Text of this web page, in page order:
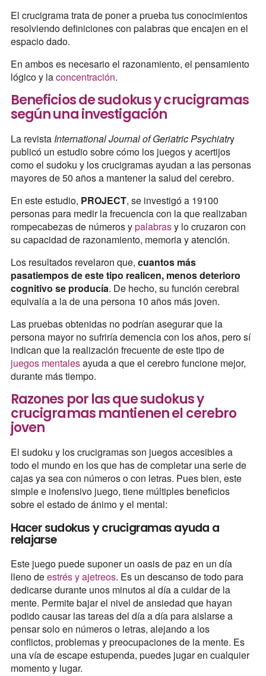
El crucigrama trata de poner a prueba tus conocimientos
resolviendo definiciones con palabras que encajen en el
espacio dado.
En ambos es necesario el razonamiento, el pensamiento
lógico y laconcentración.
Beneficios de sudokus y crucigramas
según una investigación
La revista International Journal of Geriatric Psychiatry
publicó un estudio sobre cómo los juegos y acertijos
como el sudoku y los crucigramas ayudan a las personas
mayores de 50 años a mantener la salud del cerebro.
En este estudio, PROJECT, se investigó a 19100
personas para medir la frecuencia con la que realizaban
rompecabezas de números ypalabrasy lo cruzaron con
su capacidad de razonamiento, memoria y atención.
Los resultados revelaron que, cuantos más
pasatiempos de este tipo realicen, menos deterioro
cognitivo se producía. De hecho, su función cerebral
equivalía a la de una persona 10 años más joven.
Las pruebas obtenidas no podrían asegurar que la
persona mayor no sufriría demencia con los años, pero sí
indican que la realización frecuente de este tipo de
juegos mentalesayuda a que el cerebro funcione mejor,
durante más tiempo.
Razones por las que sudokus y
crucigramas mantienen el cerebro
joven
El sudoku y los crucigramas son juegos accesibles a
todo el mundo en los que has de completar una serie de
cajas ya sea con números o con letras. Pues bien, este
simple e inofensivo juego, tiene múltiples beneficios
sobre el estado de ánimo y el mental:
Hacer sudokus y crucigramas ayuda a
relajarse
Este juego puede suponer un oasis de paz en un día
lleno deestrés y ajetreos. Es un descanso de todo para
dedicarse durante unos minutos al día a cuidar de la
mente. Permite bajar el nivel de ansiedad que hayan
podido causar las tareas del día a día para aislarse a
pensar solo en números o letras, alejando a los
conflictos, problemas y preocupaciones de la mente. Es
una vía de escape estupenda, puedes jugar en cualquier
momento y lugar.